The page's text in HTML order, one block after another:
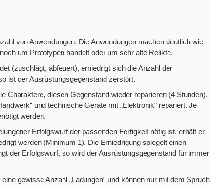
von Anwendungen. Die Anwendungen machen deutlich wie
um Prototypen handelt oder um sehr alte Relikte.
(zuschlägt, abfeuert), erniedrigt sich die Anzahl der
ist der Ausrüstungsgegenstand zerstört.
Charaktere, diesen Gegenstand wieder reparieren (4 Stunden).
und technische Geräte mit „Elektronik“ repariert. Je
werden.
Erfolgswurf der passenden Fertigkeit nötig ist, erhält er
werden (Minimum 1). Die Erniedrigung spiegelt einen
der Erfolgswurf, so wird der Ausrüstungsgegenstand für immer
gewisse Anzahl „Ladungen“ und können nur mit dem Spruch